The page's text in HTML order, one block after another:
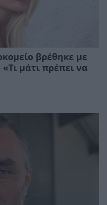
βρέθηκε με
μάτι πρέπει να